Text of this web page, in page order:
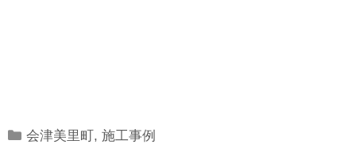
Categories
会津美里町,施工事例